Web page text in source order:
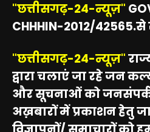
"छत्तीसगढ़-24-न्यूज़"
CHHHIN-2012/42565.से
"छत्तीसगढ़-24-न्यूज़"
द्वारा चलाएं जा रहे जन
और सूचनाओं को जनसंपर्क
अख़बारों में प्रकाशन हेतु